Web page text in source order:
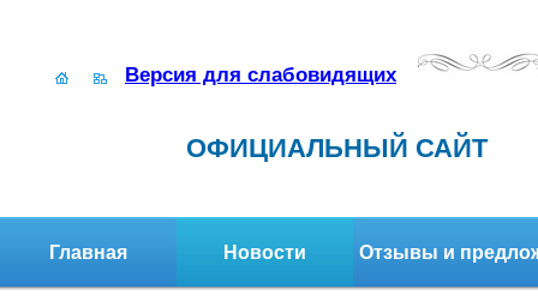
Версия для слабовидящих
ОФИЦИАЛЬНЫЙ САЙТ
Главная Новости Отзывы и